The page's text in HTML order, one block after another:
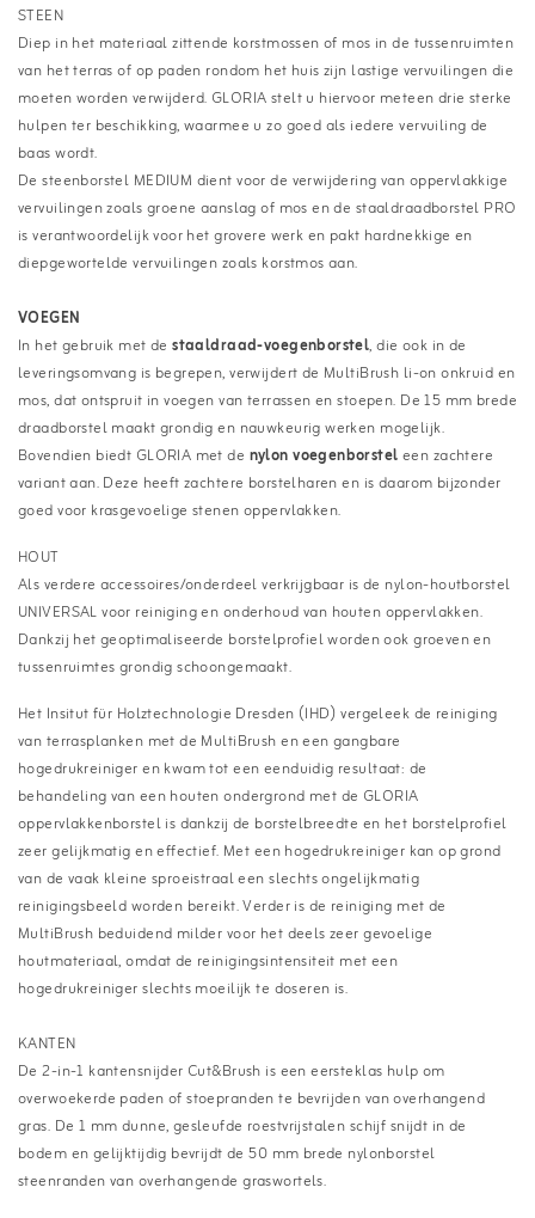
STEEN
Diep in het materiaal zittende korstmossen of mos in de tussenruimten
van het terras of op paden rondom het huis zijn lastige vervuilingen die
moeten worden verwijderd. GLORIA stelt u hiervoor meteen drie sterke
hulpen ter beschikking, waarmee u zo goed als iedere vervuiling de
baas wordt.
De steenborstel MEDIUM dient voor de verwijdering van oppervlakkige
vervuilingen zoals groene aanslag of mos en de staaldraadborstel PRO
is verantwoordelijk voor het grovere werk en pakt hardnekkige en
diepgewortelde vervuilingen zoals korstmos aan.
VOEGEN
In het gebruik met destaaldraad-voegenborstel, die ook in de
leveringsomvang is begrepen, verwijdert de MultiBrush li-on onkruid en
mos, dat ontspruit in voegen van terrassen en stoepen. De 15 mm brede
draadborstel maakt grondig en nauwkeurig werken mogelijk.
Bovendien biedt GLORIA met de nylon voegenborsteleen zachtere
variant aan. Deze heeft zachtere borstelharen en is daarom bijzonder
goed voor krasgevoelige stenen oppervlakken.
HOUT
Als verdere accessoires/onderdeel verkrijgbaar is de nylon-houtborstel
UNIVERSAL voor reiniging en onderhoud van houten oppervlakken.
Dankzij het geoptimaliseerde borstelprofiel worden ook groeven en
tussenruimtes grondig schoongemaakt.
Het Insitut für Holztechnologie Dresden (IHD) vergeleek de reiniging
van terrasplanken met de MultiBrush en een gangbare
hogedrukreiniger en kwam tot een eenduidig resultaat: de
behandeling van een houten ondergrond met de GLORIA
oppervlakkenborstel is dankzij de borstelbreedte en het borstelprofiel
zeer gelijkmatig en effectief. Met een hogedrukreiniger kan op grond
van de vaak kleine sproeistraal een slechts ongelijkmatig
reinigingsbeeld worden bereikt. Verder is de reiniging met de
MultiBrush beduidend milder voor het deels zeer gevoelige
houtmateriaal, omdat de reinigingsintensiteit met een
hogedrukreiniger slechts moeilijk te doseren is.
KANTEN
De 2-in-1 kantensnijder Cut&Brush is een eersteklas hulp om
overwoekerde paden of stoepranden te bevrijden van overhangend
gras. De 1 mm dunne, gesleufde roestvrijstalen schijf snijdt in de
bodem en gelijktijdig bevrijdt de 50 mm brede nylonborstel
steenranden van overhangende graswortels.